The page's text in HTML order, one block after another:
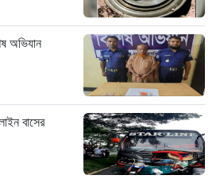
জোরারগঞ্জ থানা পুলিশের বিশেষ অভিযান
কক্সবাজারের পুরনো মাদক কারবারি গ্রেফতার
ঢাকা চট্টগ্রাম মহাসড়ক স্টার লাইন বাসের
ধাক্কায় অটোরিকশা চালক নিহত
২১ ঘণ্টা আগে
অভিযান
বাসের